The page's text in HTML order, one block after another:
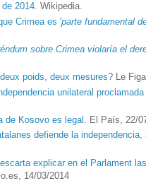
2014. Wikipedia.
Crimea es 'parte fundamental
sobre Crimea violaría el
poids, deux mesures? Le
unilateral
de Kosovo es legal
. El País, 22/
defiende la
explicar en el Parlament
14/03/2014